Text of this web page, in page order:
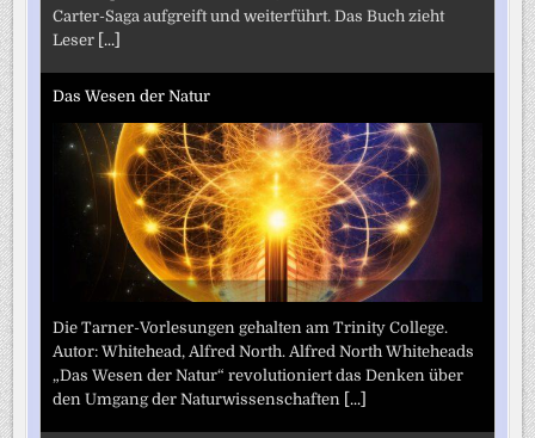
Carter-Saga aufgreift und weiterführt. Das Buch zieht
Leser [...]
Das Wesen der Natur
Die Tarner-Vorlesungen gehalten am Trinity College.
Autor: Whitehead, Alfred North. Alfred North Whiteheads
„Das Wesen der Natur“ revolutioniert das Denken über
den Umgang der Naturwissenschaften [...]